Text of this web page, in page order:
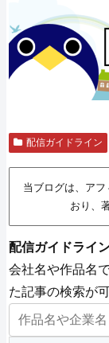
配信ガイドライン
当ブログは、ア
おり、
配信ガイドライ
会社名や作品名
た記事の検索が